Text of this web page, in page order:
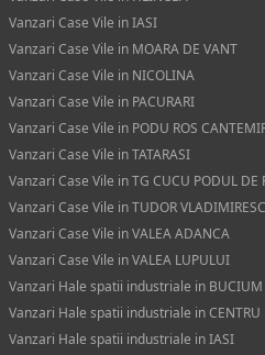
Vanzari Case Vile in IASI
Vanzari Case Vile in MOARA DE VANT
Vanzari Case Vile in NICOLINA
Vanzari Case Vile in PACURARI
Vanzari Case Vile in PODU ROS
Vanzari Case Vile in TATARASI
Vanzari Case Vile in TG CUCU PODUL DE
Vanzari Case Vile in TUDOR
Vanzari Case Vile in VALEA ADANCA
Vanzari Case Vile in VALEA LUPULUI
Vanzari Hale spatii industriale in BUCIUM
Vanzari Hale spatii industriale in CENTRU
Vanzari Hale spatii industriale in IASI